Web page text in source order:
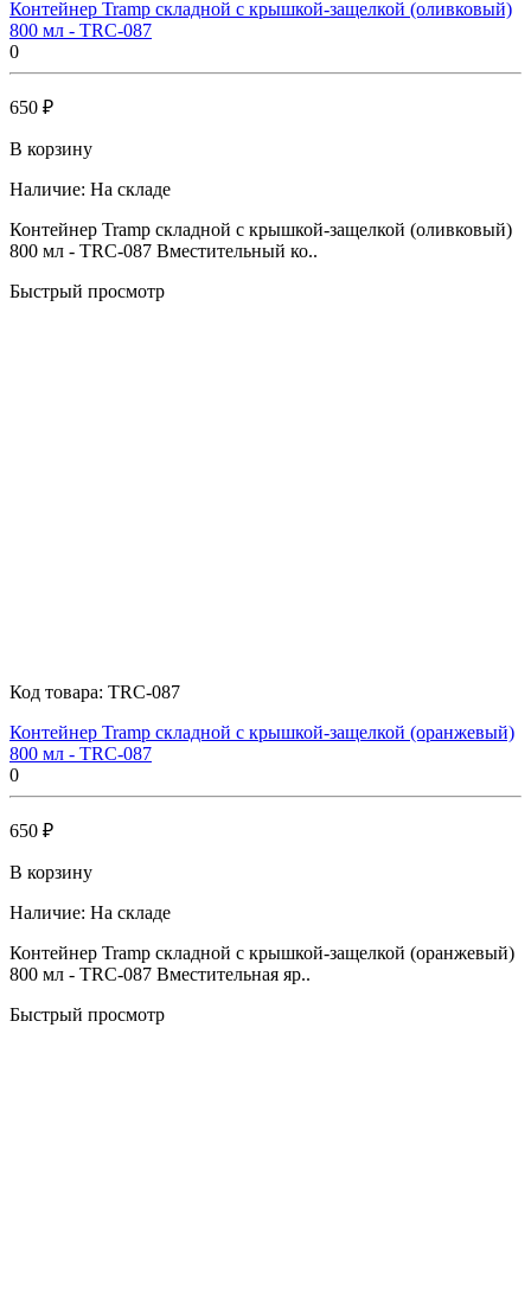
Контейнер Tramp складной с крышкой-защелкой (оливковый)
800 мл - TRC-087
0
650 ₽
В корзину
Наличие: На складе
Контейнер Tramp складной с крышкой-защелкой (оливковый)
800 мл - TRC-087 Вместительный ко..
Быстрый просмотр
Код товара: TRC-087
Контейнер Tramp складной с крышкой-защелкой (оранжевый)
800 мл - TRC-087
0
650 ₽
В корзину
Наличие: На складе
Контейнер Tramp складной с крышкой-защелкой (оранжевый)
800 мл - TRC-087 Вместительная яр..
Быстрый просмотр